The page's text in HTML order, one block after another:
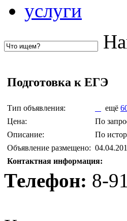
услуги
Подготовка к ЕГЭ
Тип объявления: ещё
Цена:
По
Описание:
По
Объявление размещено:
Контактная информация:
Телефон: 8-